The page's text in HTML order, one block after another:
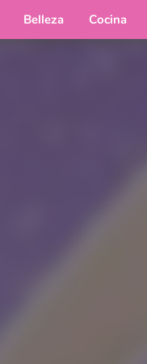
Belleza Cocina